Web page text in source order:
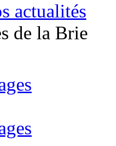
actualités
de la Brie